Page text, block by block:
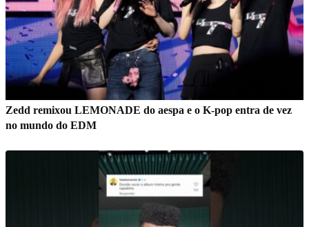
Zedd remixou LEMONADE do aespa e o K-pop entra de vez
no mundo do EDM